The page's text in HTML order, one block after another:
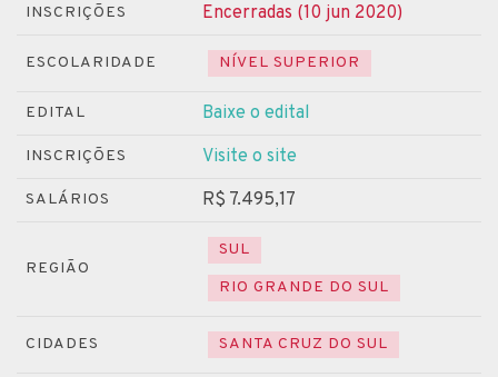
INSCRIÇÕES Encerradas (10 jun 2020)
ESCOLARIDADE NÍVEL SUPERIOR
EDITAL Baixe o edital
INSCRIÇÕES Visite o site
SALÁRIOS R$ 7.495,17
REGIÃO
SUL
RIO GRANDE DO SUL
CIDADES SANTA CRUZ DO SUL